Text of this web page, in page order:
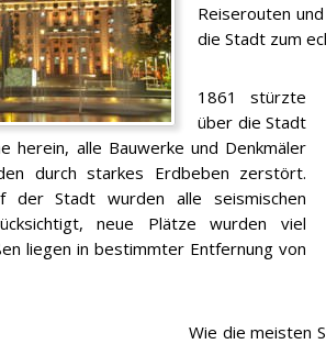
Reiserouten
die Stadt zum
1861 stürzte
über die Stadt
herein, alle Bauwerke und Denkmäler
durch starkes Erdbeben zerstört.
der Stadt wurden alle seismischen
neue Plätze wurden viel
liegen in bestimmter Entfernung von
Wie die meisten